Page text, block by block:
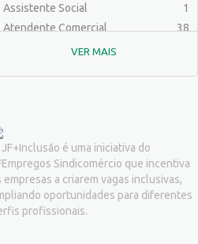
Assistente Social
1
Atendente Comercial
38
Auxiliar de Cozinha
Auxiliar de Produção
Auxiliar de Serviços
21
Balconista
34
Barman
VER MAIS
JF+Inclusão é uma iniciativa do
Sindicomércio que incentiva
empresas a criarem vagas inclusivas,
oportunidades para diferentes
profissionais.